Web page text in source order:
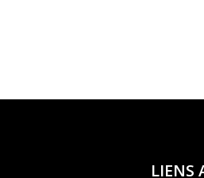
LIENS